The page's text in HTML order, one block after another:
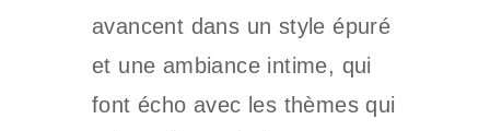
avancent dans un style épuré
et une ambiance intime, qui
font écho avec les thèmes qui